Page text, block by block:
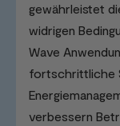
gewährleistet
widrigen
Wave
fortschrittliche
verbessern